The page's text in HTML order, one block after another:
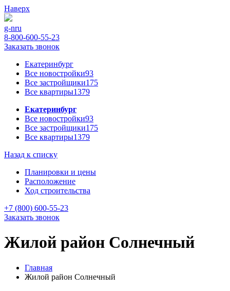
Наверх
g-nru
8-800-600-55-23
Заказать звонок
Екатеринбург
Все новостройки93
Все застройщики175
Все квартиры1379
Екатеринбург
Все новостройки93
Все застройщики175
Все квартиры1379
Назад к списку
Планировки и цены
Расположение
Ход строительства
+7 (800) 600-55-23
Заказать звонок
Жилой район Солнечный
Главная
Жилой район Солнечный